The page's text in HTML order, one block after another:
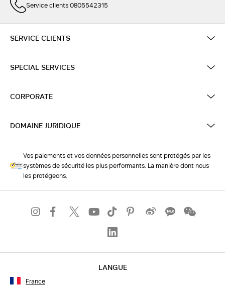
Service clients 0805542315
SERVICE CLIENTS
SPECIAL SERVICES
CORPORATE
DOMAINE JURIDIQUE
Vos paiements et vos données personnelles sont protégés par les
systèmes de sécurité les plus performants. La manière dont nous
les protégeons.
LANGUE
France